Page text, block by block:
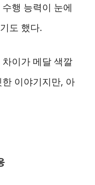
행 능력이 눈에
도 했다.
이가 메달 색깔
이야기지만, 아